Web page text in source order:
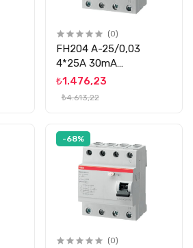
(0)
FH204 A-25/0,03
4*25A 30mA
KÇK.AK.ROLE ABB
₺1.476,23
₺4.613,22
-68%
(0)